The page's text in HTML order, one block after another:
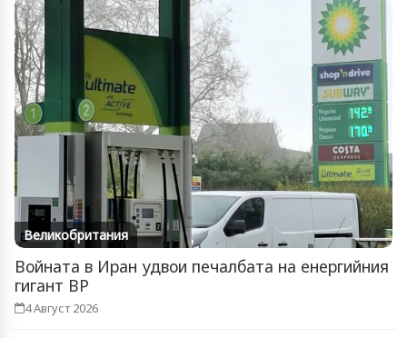
Великобритания
Войната в Иран удвои печалбата на енергийния
гигант BP
4 Август 2026